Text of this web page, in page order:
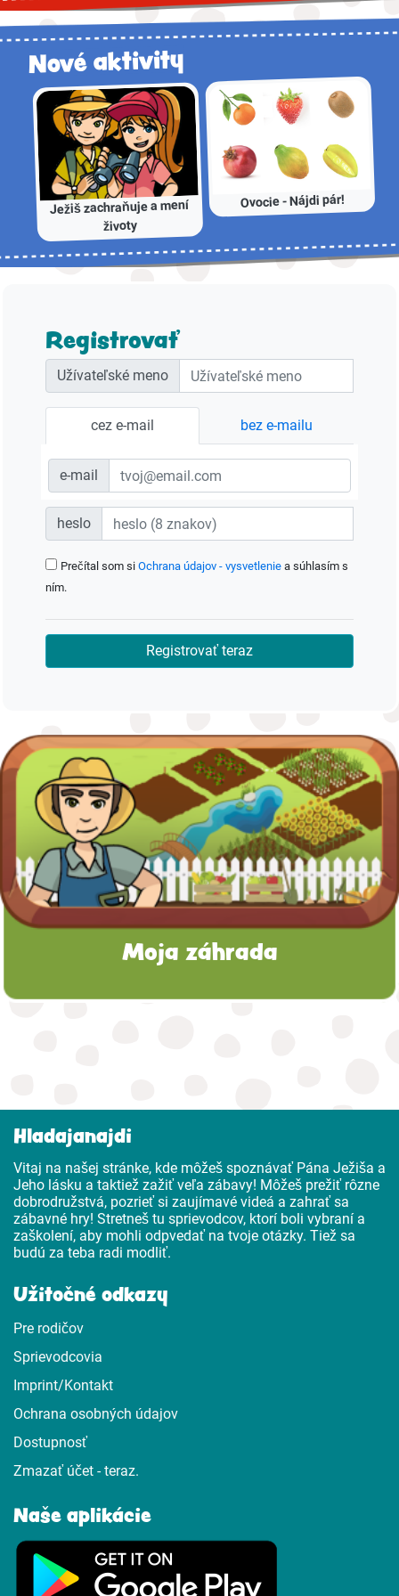
Nové aktivity
Ježiš zachraňuje a mení
životy
Ovocie - Nájdi pár!
Registrovať
Užívateľské meno
cez e-mail bez e-mailu
e-mail
heslo
Prečítal som si Ochrana údajov - vysvetlenie a súhlasím s
ním.
Registrovať teraz
Moja záhrada
Hladajanajdi
Vitaj na našej stránke, kde môžeš spoznávať Pána Ježiša a
Jeho lásku a taktiež zažiť veľa zábavy! Môžeš prežiť rôzne
dobrodružstvá, pozrieť si zaujímavé videá a zahrať sa
zábavné hry! Stretneš tu sprievodcov, ktorí boli vybraní a
zaškolení, aby mohli odpvedať na tvoje otázky. Tiež sa
budú za teba radi modliť.
Užitočné odkazy
Pre rodičov
Sprievodcovia
Imprint/Kontakt
Ochrana osobných údajov
Dostupnosť
Zmazať účet - teraz.
Naše aplikácie